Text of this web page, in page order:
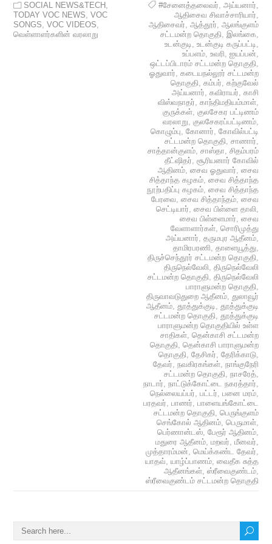
SOCIAL NEWS&TECH ,
TODAY VOC NEWS,VOC
SONGS,VOC VIDEOS,
வெள்ளாளர்களின் வரலாறு
#சேனைத்தலைவர், அய்யனார்,
ஆதிசைவ சிவாச்சாரியார்,
ஆதிசைவர், ஆத்தூர், ஆலங்குளம்
சட்டமன்ற தொகுதி, இலங்கை,
உடன்குடி, உடன்குடி கருப்பட்டி,
உப்பளம், உவரி, ஐயப்பன்,
ஒட்டப்பிடாரம் சட்டமன்ற தொகுதி,
ஓதுவார், கடையநல்லூர் சட்டமன்ற
தொகுதி, கம்பர், கற்குவேல்
அய்யனார், கவிராயர், காசி
விஸ்வநாதர், காந்திமதியம்மாள்,
குருக்கள், குலசேகர பட்டிணம்
வரலாறு, குலசேகரப்பட்டிணம்,
கொழும்பு, கோனார், கோவில்பட்டி
சட்டமன்ற தொகுதி, சாணார்,
சாத்தான்குளம், சாஸ்தா, சிதம்பரம்
தீட்ஷிதர், சூரியனார் கோவில்
ஆதினம், சைவ ஓதுவார், சைவ
சித்தாந்த கழகம், சைவ சித்தாந்த
நூற்பதிப்பு கழகம், சைவ சித்தாந்த
பேரவை, சைவ சித்தாந்தம், சைவ
செட்டியார், சைவ பிள்ளை தாலி,
சைவ பிள்ளைமார், சைவ
வேளாளார்கள், சொரிமுத்து
அய்யனார், தருமபுர ஆதீனம்,
தாமிரபரணி, தாளையூத்து,
திருச்செந்தூர் சட்டமன்ற தொகுதி,
திருநெல்வேலி, திருநெல்வேலி
சட்டமன்ற தொகுதி, திருநெல்வேலி
பாராளுமன்ற தொகுதி,
திருவாவடுதுறை ஆதீனம், துலாவூர்
ஆதீனம், தூத்துக்குடி, தூத்துக்குடி
சட்டமன்ற தொகுதி, தூத்துக்குடி
பாராளுமன்ற தொகுதியில் உள்ள
சாதிகள், தென்காசி சட்டமன்ற
தொகுதி, தென்காசி பாராளுமன்ற
தொகுதி, தேசிகர், தேரிக்காடு,
தேவர், நவகிரகங்கள், நாங்குநேரி
சட்டமன்ற தொகுதி, நாசரேத்,
நாடார், நாட்டுக்கோட்டை நகரத்தார்,
நெல்லையப்பர், பட்டர், பனை மரம்,
பரதவர், பாணர், பாளையங்கோட்டை
சட்டமன்ற தொகுதி, பெருங்குளம்
செங்கோல் ஆதினம், பெருமாள்,
பெர்ணான்டஸ், பேரூர் ஆதினம்,
மதுரை ஆதீனம், மறவர், மீனவர்,
முத்தாரம்மன், மெய்க்கண்ட தேவர்,
யாதவ், யாழ்ப்பாணம், வைதீக சுத்த
ஆதீனங்கள், ஸ்ரீவைகுண்டம்,
ஸ்ரீவைகுண்டம் சட்டமன்ற தொகுதி